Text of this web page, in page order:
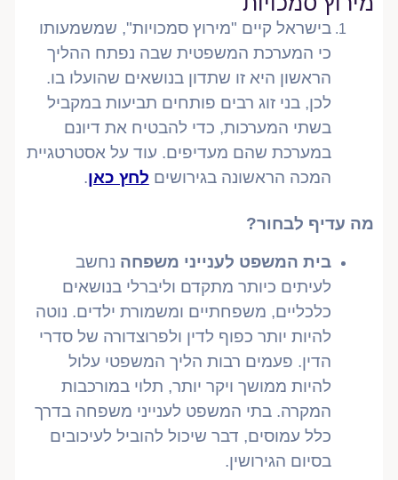
בישראל קיים "מירוץ סמכויות", שמשמעותו
כי המערכת המשפטית שבה נפתח ההליך
הראשון היא זו שתדון בנושאים שהועלו בו.
לכן, בני זוג רבים פותחים תביעות במקביל
בשתי המערכות, כדי להבטיח את דיונם
במערכת שהם מעדיפים. עוד על אסטרטגיית
המכה הראשונה בגירושים לחץ כאן.
מה עדיף לבחור?
בית המשפט לענייני משפחה נחשב
לעיתים כיותר מתקדם וליברלי בנושאים
כלכליים, משפחתיים ומשמורת ילדים. נוטה
להיות יותר כפוף לדין ולפרוצדורה של סדרי
הדין. פעמים רבות הליך המשפטי עלול
להיות ממושך ויקר יותר, תלוי במורכבות
המקרה. בתי המשפט לענייני משפחה בדרך
כלל עמוסים, דבר שיכול להוביל לעיכובים
בסיום הגירושין.